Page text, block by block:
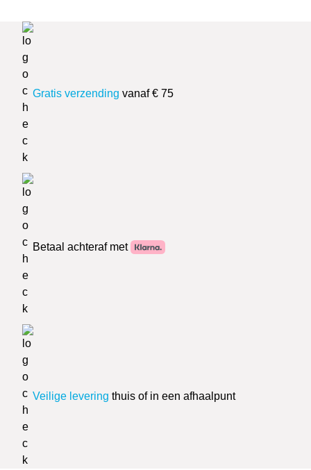
Gratis verzending vanaf € 75
Betaal achteraf met
Veilige levering thuis of in een afhaalpunt